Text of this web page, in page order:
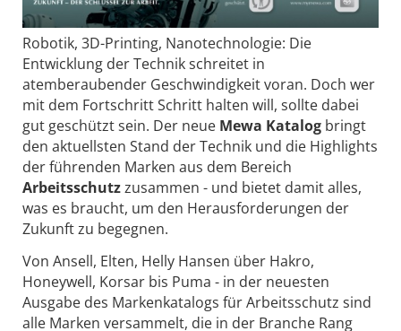
Robotik, 3D-Printing, Nanotechnologie: Die
Entwicklung der Technik schreitet in
atemberaubender Geschwindigkeit voran. Doch wer
mit dem Fortschritt Schritt halten will, sollte dabei
gut geschützt sein. Der neue Mewa Katalog bringt
den aktuellsten Stand der Technik und die Highlights
der führenden Marken aus dem Bereich
Arbeitsschutzzusammen - und bietet damit alles,
was es braucht, um den Herausforderungen der
Zukunft zu begegnen.
Von Ansell, Elten, Helly Hansen über Hakro,
Honeywell, Korsar bis Puma - in der neuesten
Ausgabe des Markenkatalogs für Arbeitsschutz sind
alle Marken versammelt, die in der Branche Rang